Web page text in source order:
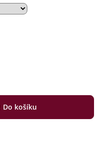
Do košíku